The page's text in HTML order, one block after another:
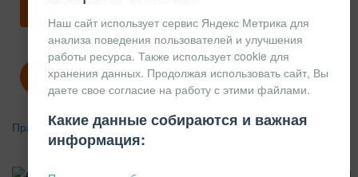
Скачать карточку предприятия
Политика конфиденциальности
Правила возврата
КОНСТРУКЦИОННЫЙ
Наш сайт использует сервис Яндекс Метрика для
анализа поведения пользователей и улучшения
работы ресурса. Также использует cookie для
хранения данных. Продолжая использовать сайт, Вы
даете свое согласие на работу с этими файлами.
Какие данные собираются и важная
информация: